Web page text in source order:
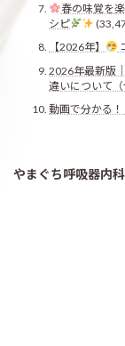
春の味覚を
シピ
【2026年】
2026年最新版
違いについて（
動画で分かる
やまぐち呼吸器内